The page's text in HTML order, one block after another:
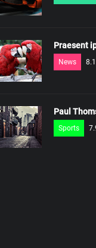
Praesent
News 8.1
Paul
Sports